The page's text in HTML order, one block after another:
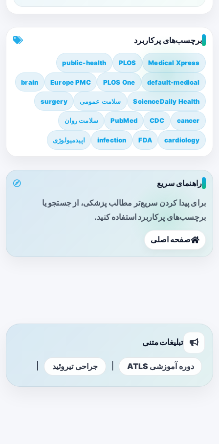
برچسب‌های پرکاربرد
Medical Xpress
PLOS
public-health
default-medical
PLOS One
Europe PMC
brain
ScienceDaily Health سلامت عمومی surgery
cancer
CDC
PubMed سلامت روان
cardiology
FDA
infection اپیدمیولوژی
راهنمای سریع
برای پیدا کردن سریع‌تر مطالب پزشکی، از جستجو یا
برچسب‌های پرکاربرد استفاده کنید.
صفحه اصلی
تبلیغات متنی
دوره آموزشی ATLS جراحی تیروئید